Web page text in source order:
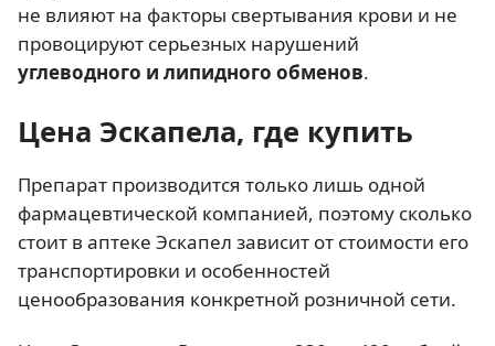
не влияют на факторы свертывания крови и не
провоцируют серьезных нарушений
углеводного и липидного обменов.
Цена Эскапела, где купить
Препарат производится только лишь одной
фармацевтической компанией, поэтому сколько
стоит в аптеке Эскапел зависит от стоимости его
транспортировки и особенностей
ценообразования конкретной розничной сети.